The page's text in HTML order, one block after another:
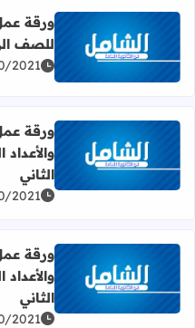
اقرأ المزيد عن ورقة
ورقة
للصف
2021
اقرأ المزيد عن ورقة
ورقة
الثاني
2021
اقرأ المزيد عن ورقة
ورقة
الثاني
2021